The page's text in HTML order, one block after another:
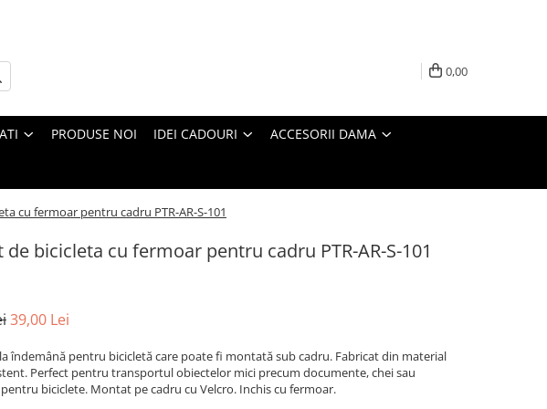
0,00
PRODUSE NOI IDEI CADOURI ACCESORII DAMA
cu fermoar pentru cadru PTR-AR-S-101
de bicicleta cu fermoar pentru cadru PTR-AR-S-101
39,00 Lei
îndemână pentru bicicletă care poate fi montată sub cadru. Fabricat din material
Perfect pentru transportul obiectelor mici precum documente, chei sau
biciclete. Montat pe cadru cu Velcro. Inchis cu fermoar.